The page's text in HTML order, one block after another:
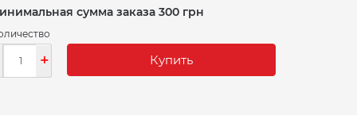
сумма заказа 300 грн
+ Купить